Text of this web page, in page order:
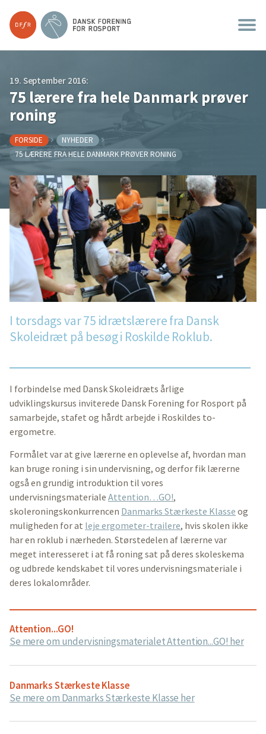
19. September 2016:
75 lærere fra hele Danmark prøver
roning
FORSIDE
NYHEDER
75 LÆRERE FRA HELE DANMARK PRØVER RONING
I torsdags var 75 idrætslærere fra Dansk
Skoleidræt på besøg i Roskilde Roklub.
I forbindelse med Dansk Skoleidræts årlige
udviklingskursus inviterede Dansk Forening for Rosport på
samarbejde, stafet og hårdt arbejde i Roskildes to-
ergometre.
Formålet var at give lærerne en oplevelse af, hvordan man
kan bruge roning i sin undervisning, og derfor fik lærerne
også en grundig introduktion til vores
undervisningsmateriale Attention…GO!,
skoleroningskonkurrencen Danmarks Stærkeste Klasse og
muligheden for at leje ergometer-trailere, hvis skolen ikke
har en roklub i nærheden. Størstedelen af lærerne var
meget interesseret i at få roning sat på deres skoleskema
og udbrede kendskabet til vores undervisningsmateriale i
deres lokalområder.
Attention...GO!
Se mere om undervisningsmaterialet Attention...GO! her
Danmarks Stærkeste Klasse
Se mere om Danmarks Stærkeste Klasse her